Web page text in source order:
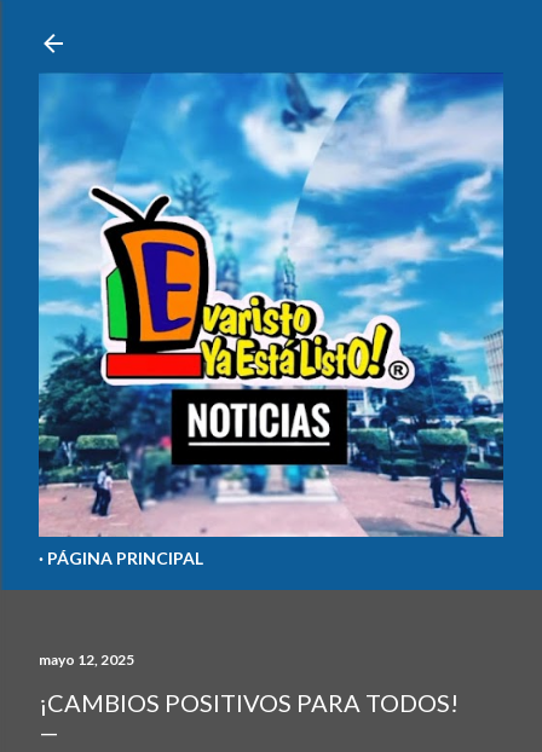
PÁGINA PRINCIPAL
mayo 12, 2025
¡CAMBIOS POSITIVOS PARA TODOS!